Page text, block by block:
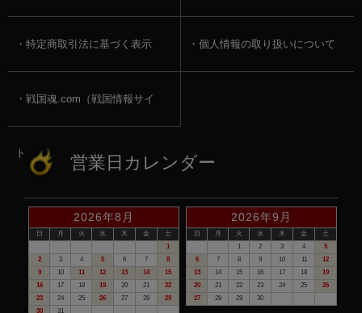
特定商取引法に基づく表示 個人情報の取り扱いについて
戦国魂.com（戦国情報サイ
ト） 営業日カレンダー
2026年8月
日 月 火 水 木 金
土
1
2
3 4 5 6 7
8
9
10 11 12 13 14
15
16
17 18 19 20 21
22
23
24 25 26 27 28
29
30
31
2026年9月
日 月 火 水 木 金
土
1
2 3 4
5
6
7 8 9 10 11
12
13
14 15 16 17 18
19
20
21 22 23 24 25
26
27
28 29 30